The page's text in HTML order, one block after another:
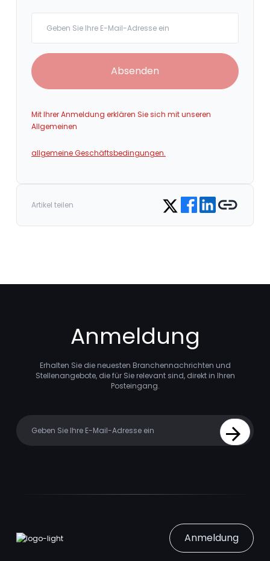
Absenden
Mit Ihrer Anmeldung erklären Sie sich mit unseren
Allgemeinen
allgemeine Geschäftsbedingungen.
Artikel teilen Share on Twitter
Share on Facebook
Share on LinkedIn
Copy link
Anmeldung
Erhalten Sie die neuesten Branchennachrichten und
Stellenangebote, die für Sie relevant sind, direkt in Ihren
Posteingang.
Sign Up
Anmeldung